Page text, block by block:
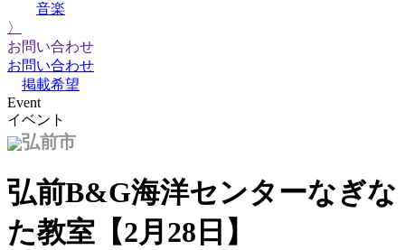
音楽
〉
お問い合わせ
お問い合わせ
掲載希望
Event
イベント
弘前市
弘前B&G海洋センターなぎな
た教室【2月28日】